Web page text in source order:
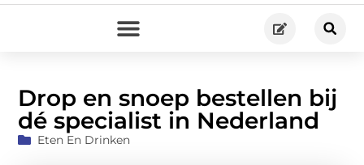
Drop en snoep bestellen bij
dé specialist in Nederland
Eten En Drinken